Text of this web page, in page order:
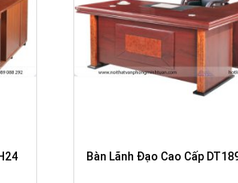
Bàn Lãnh Đạo Cao Cấp